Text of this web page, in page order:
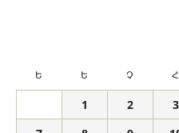
Ե Ե Չ Հ
1 2 3